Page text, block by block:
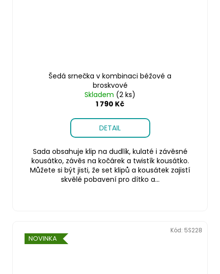
Šedá srnečka v kombinaci béžové a
broskvové
Skladem (2 ks)
1 790 Kč
DETAIL
Sada obsahuje klip na dudlík, kulaté i závěsné
kousátko, závěs na kočárek a twistík kousátko.
Můžete si být jisti, že set klipů a kousátek zajistí
skvělé pobavení pro dítko a...
NOVINKA
Kód: 5S228